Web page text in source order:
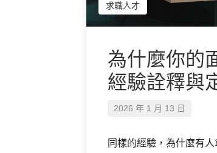
求職人才
為什麼你的
經驗詮釋與
2026 年 1 月 13 日
同樣的經驗，為什麼有